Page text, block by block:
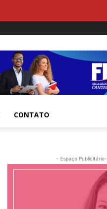
CONTATO
- Espaço Publicitário-